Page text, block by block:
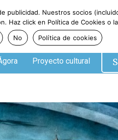
Proyecto cultural
publicidad. Nuestros socios
Haz click en Política de Cookies o la
No Política de cookies